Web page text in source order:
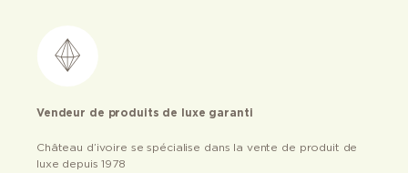
Vendeur de produits de luxe garanti
Château d’ivoire se spécialise dans la vente de produit de
luxe depuis 1978